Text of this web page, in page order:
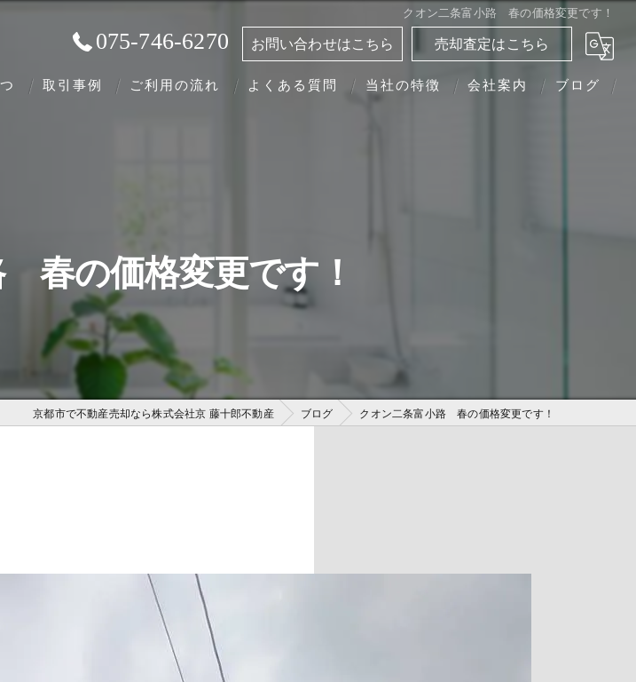
クオン二条富小路 春の価格変更です！
075-746-6270 お問い合わせはこちら 売却査定はこちら
取引事例 ご利用の流れ よくある質問 当社の特徴 会社案内 ブログ
春の価格変更です！
京都市で不動産売却なら株式会社京 藤十郎不動産 ブログ クオン二条富小路 春の価格変更です！